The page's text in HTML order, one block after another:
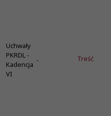
Uchwały
PKRDL -
Kadencja
VI
- Treść